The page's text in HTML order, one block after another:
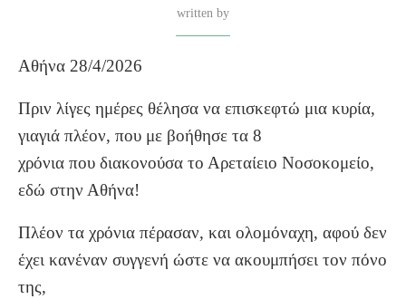
written by
Αθήνα 28/4/2026
Πριν λίγες ημέρες θέλησα να επισκεφτώ μια κυρία,
γιαγιά πλέον, που με βοήθησε τα 8
χρόνια που διακονούσα το Αρεταίειο Νοσοκομείο,
εδώ στην Αθήνα!
Πλέον τα χρόνια πέρασαν, και ολομόναχη, αφού δεν
έχει κανέναν συγγενή ώστε να ακουμπήσει τον πόνο
της,